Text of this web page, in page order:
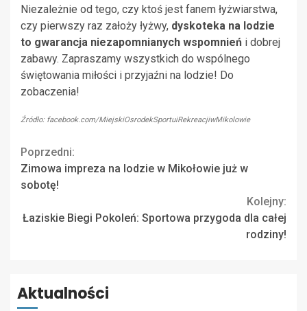
Niezależnie od tego, czy ktoś jest fanem łyżwiarstwa,
czy pierwszy raz założy łyżwy, dyskoteka na lodzie
to gwarancja niezapomnianych wspomnień i dobrej
zabawy. Zapraszamy wszystkich do wspólnego
świętowania miłości i przyjaźni na lodzie! Do
zobaczenia!
Źródło: facebook.com/MiejskiOsrodekSportuiRekreacjiwMikolowie
Continue
Reading
Poprzedni:
Zimowa impreza na lodzie w Mikołowie już w
sobotę!
Kolejny:
Łaziskie Biegi Pokoleń: Sportowa przygoda dla całej
rodziny!
Aktualności